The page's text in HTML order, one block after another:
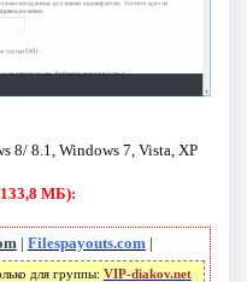
8/ 8.1, Windows 7, Vista, XP
МБ):
| Filespayouts.com |
для группы: VIP-diakov.net